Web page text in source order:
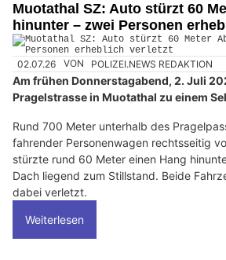
Muotathal SZ: Auto stürzt 60
hinunter – zwei Personen
02.07.26 VON POLIZEI.NEWS REDAKTION
Am frühen Donnerstagabend, 2. Juli
Pragelstrasse in Muotathal zu einem
Rund 700 Meter unterhalb des
fahrender Personenwagen rechtsseitig
stürzte rund 60 Meter einen Hang
Dach liegend zum Stillstand. Beide
dabei verletzt.
Weiterlesen